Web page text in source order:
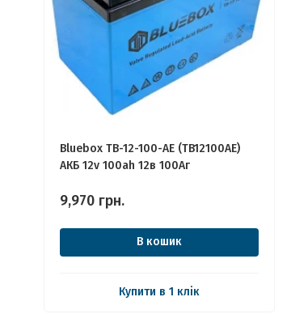
Bluebox TB-12-100-AE (TB12100AE)
АКБ 12v 100ah 12в 100Аг
9,970 грн.
В кошик
Купити в 1 клік